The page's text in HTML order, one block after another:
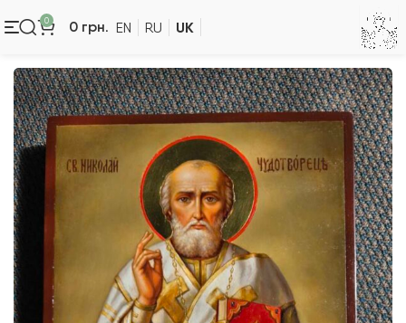
0 0 грн. EN RU UK